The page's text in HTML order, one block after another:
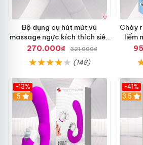
Bộ dụng cụ hút mút vú
massage ngực kích thích siêu
sướng mới lạ
270.000₫ 321.000₫
(148)
Chày
liếm
-13%
5
-41%
3.5